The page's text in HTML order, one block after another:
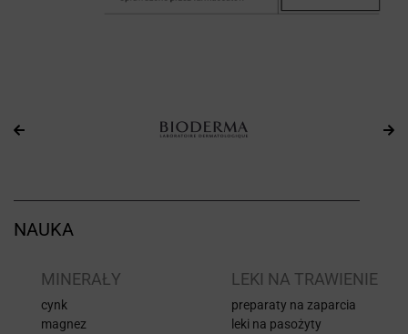
NAUKA
MINERAŁY
cynk
magnez
LEKI NA TRAWIENIE
preparaty na zaparcia
leki na pasożyty